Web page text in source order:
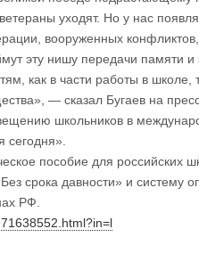
уходят. Но у нас
вооруженных
эту нишу передачи памяти и
как в части работы в школе,
— сказал Бугаев на
школьников в
сегодня».
пособие для российских
срока давности» и систему
РФ.